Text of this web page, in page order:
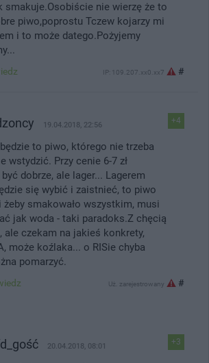
smakuje.Osobiście nie wierzę że to
piwo,poprostu Tczew kojarzy mi
i to może datego.Pożyjemy
IP: 109.207.xx0.xx7 #
+4
19.04.2018, 22:56
to piwo, którego nie trzeba
wstydzić. Przy cenie 6-7 zł
dobrze, ale lager... Lagerem
się wybić i zaistnieć, to piwo
żeby smakowało wszystkim, musi
jak woda - taki paradoks.Z chęcią
ale czekam na jakieś konkrety,
może koźlaka... o RISie chyba
pomarzyć.
Uż. zarejestrowany #
+3
20.04.2018, 08:01